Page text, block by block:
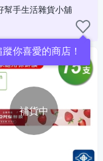
幫手生活雜貨小舖
你喜愛的商店！
補貨中